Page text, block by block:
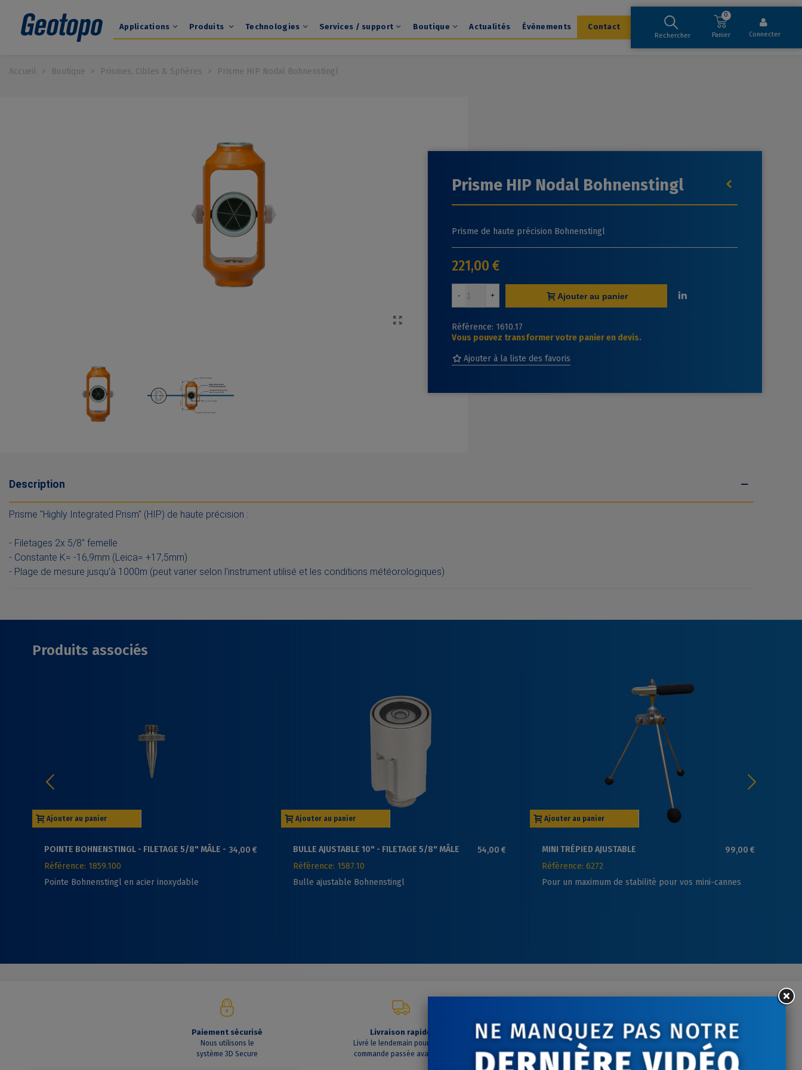
Applications Produits Technologies Services / support Boutique Actualités Évènements Contact
Rechercher Panier
0
Connecter
Accueil > Boutique > Prismes, Cibles & Sphères > Prisme HIP Nodal Bohnenstingl
Prisme HIP Nodal Bohnenstingl
Prisme de haute précision Bohnenstingl
221,00 €
- + Ajouter au panier
Référence: 1610.17
Vous pouvez transformer votre panier en devis.
Ajouter à la liste des favoris
Description
Prisme "Highly Integrated Prism" (HIP) de haute précision :
- Filetages 2x 5/8" femelle
- Constante K= -16,9mm (Leica= +17,5mm)
- Plage de mesure jusqu'à 1000m (peut varier selon l'instrument utilisé et les conditions météorologiques)
Produits associés
Ajouter au panier
POINTE BOHNENSTINGL - FILETAGE 5/8" MÂLE -
LONGUEUR 50MM
34,00 €
Référence: 1859.100
Pointe Bohnenstingl en acier inoxydable
Ajouter au panier
BULLE AJUSTABLE 10" - FILETAGE 5/8" MÂLE 54,00 €
Référence: 1587.10
Bulle ajustable Bohnenstingl
Ajouter au panier
MINI TRÉPIED AJUSTABLE 99,00 €
Référence: 6272
Pour un maximum de stabilité pour vos mini-cannes
Paiement sécurisé
Nous utilisons le
système 3D Secure
Livraison rapide
Livré le lendemain pour toute
commande passée avant 14h
Contactez-nous
A votre écoute du lundi au
vendredi